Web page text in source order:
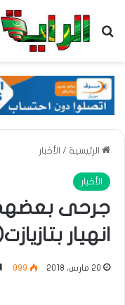
بحث عن
الرئيسية / الأخبار
الأخبار
جرحى
انهيار
20 مارس، 2018 999